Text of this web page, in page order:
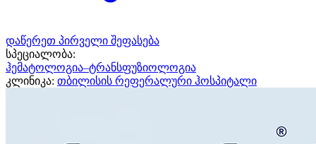
დაწერეთ პირველი შეფასება
სპეციალობა:
ჰემატოლოგია–ტრანსფუზიოლოგია
კლინიკა: თბილისის რეფერალური ჰოსპიტალი